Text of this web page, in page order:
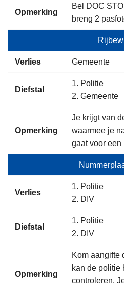
Opmerking
Bel DOC
breng 2
Verlies Gemeente
Diefstal
1. Politie
2. Gemeente
Opmerking
Je krijgt van
waarmee je
gaat voor
Verlies
1. Politie
2. DIV
Diefstal
1. Politie
2. DIV
Opmerking
Kom aangifte
kan de politie
controleren.